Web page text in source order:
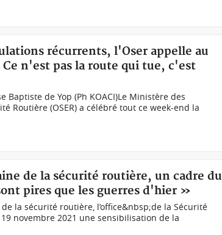
récurrents, l'Oser appelle au
n'est pas la route qui tue, c'est
Baptiste de Yop (Ph KOACI)Le Ministère des
Routière (OSER) a célébré tout ce week-end la
de la sécurité routière, un cadre du
pires que les guerres d'hier »
la sécurité routière, l’office&nbsp;de la Sécurité
novembre 2021 une sensibilisation de la